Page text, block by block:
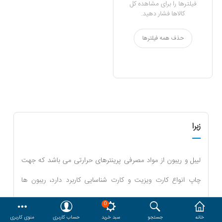
هدایا و ست مدیریتی
وایت برد و تابلو اعلانات
محصولات مورد علاقه
خانه جستجو
0
سبد خرید
حساب کاربری منوی کاربری
فیلترها را برای مشاهده کل
کالاها فشار دهید.
حذف همه فیلترها
زبرا
لیبل و ریبون از مواد مصرفی پرینترهای حرارتی می باشد که جهت
چاپ انواع کارت ویزیت و کارت شناسایی کاربرد دارد، ریبون ها
وظیفه انتقال اطلاعات چاپی را بر عهده دارند و در انواع مختلف چاپ
بیشتر نشان بده